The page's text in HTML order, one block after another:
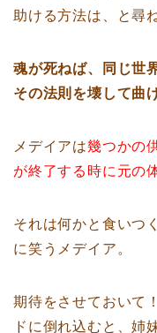
助ける方法は、と尋
魂が死ねば、同じ世
その法則を壊して曲
メデイアは幾つかの
が終了する時に元の
それは何かと食いつ
に笑うメデイア。
期待をさせておいて
ドに倒れ込むと、姉